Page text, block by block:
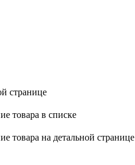
странице
товара в списке
товара на детальной странице